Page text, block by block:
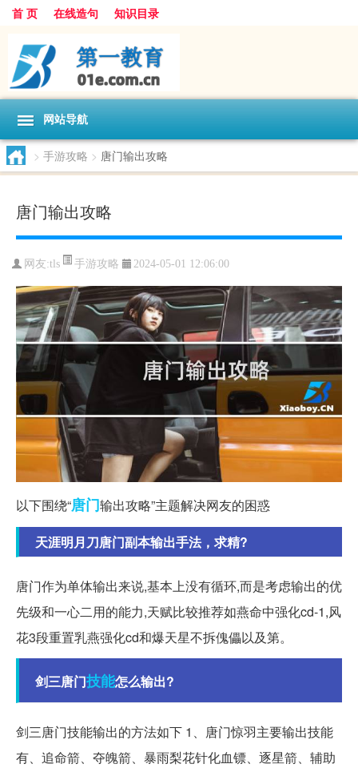
首 页 在线造句 知识目录
网站导航
> 手游攻略 > 唐门输出攻略
唐门输出攻略
网友:tls 手游攻略 2024-05-01 12:06:00
以下围绕“唐门输出攻略”主题解决网友的困惑
天涯明月刀唐门副本输出手法，求精?
唐门作为单体输出来说,基本上没有循环,而是考虑输出的优
先级和一心二用的能力,天赋比较推荐如燕命中强化cd-1,风
花3段重置乳燕强化cd和爆天星不拆傀儡以及第。
剑三唐门技能怎么输出?
剑三唐门技能输出的方法如下 1、唐门惊羽主要输出技能
有、追命箭、夺魄箭、暴雨梨花针化血镖、逐星箭、辅助